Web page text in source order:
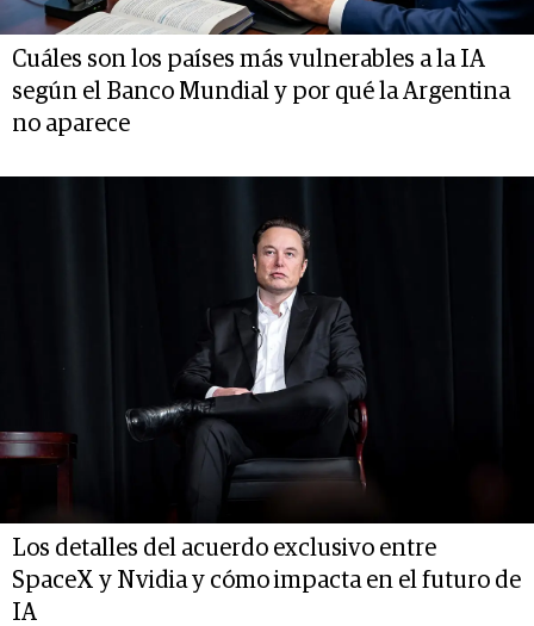
Cuáles son los países más vulnerables a la IA
según el Banco Mundial y por qué la Argentina
no aparece
Los detalles del acuerdo exclusivo entre
SpaceX y Nvidia y cómo impacta en el futuro de
IA